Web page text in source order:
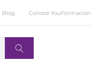
Blog Conoce YouFormacion